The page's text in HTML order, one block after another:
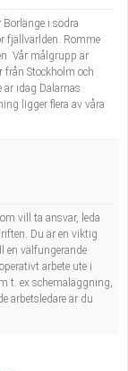
i södra
fjällvärlden. Romme
Vår målgrupp är
från Stockholm och
är idag Dalarnas
ligger flera av våra
vill ta ansvar, leda
Du är en viktig
en välfungerande
arbete ute i
t. ex schemaläggning,
arbetsledare är du